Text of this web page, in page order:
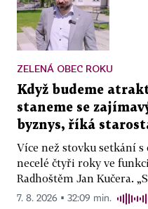
ZELENÁ OBEC ROKU
Když budeme
staneme se
byznys, říká
Více než stovku setkání
necelé čtyři roky ve
Radhoštěm Jan Kučera.
7. 8. 2026 ▪ 32:09 min.